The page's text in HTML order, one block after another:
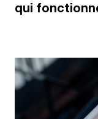
qui